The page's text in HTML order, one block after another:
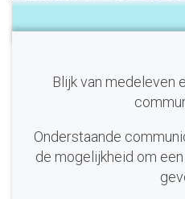
Blijk van medeleven
Onderstaande
de mogelijkheid om